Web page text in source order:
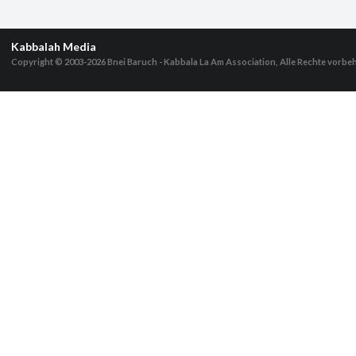
Kabbalah Media
Copyright © 2003-2026Bnei Baruch - Kabbala La Am Association, Alle Rechte